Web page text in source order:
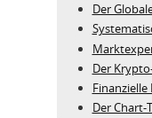
Der
Der
Der Chart-